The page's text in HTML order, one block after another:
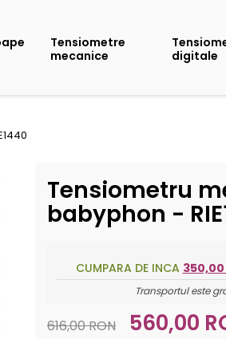
Tensiometre
mecanice
digitale
Tensiometru
babyphon -
CUMPARA DE INCA 350,00
Transportul este
616,00 RON 560,00